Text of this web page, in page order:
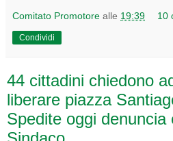
Comitato Promotore alle 19:39 10
Condividi
44 cittadini chiedono
liberare piazza
Spedite oggi denuncia